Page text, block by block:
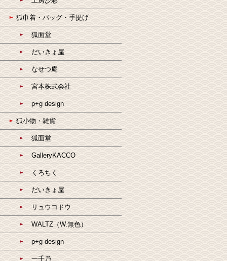
狐巾着・バッグ・手提げ
狐面堂
だいきょ屋
なせつ庵
宮本株式会社
p+g design
狐小物・雑貨
狐面堂
GalleryKACCO
くろちく
だいきょ屋
リュウコドウ
WALTZ（W.無色）
p+g design
一千乃